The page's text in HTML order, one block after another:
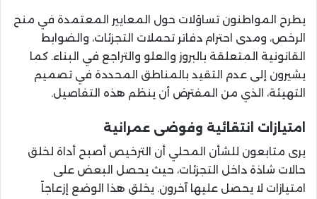
يطرح المواطنون تساؤلات حول المعايير المعتمدة في منح
الرخص، ومدى احترام دفاتر تحملات التجزئات، والضوابط
القانونية المتعلقة بالبروز والعلو والتراجع في البناء. كما
يشيرون إلى عدم التقيد بالمناطق المحددة في تصميم
التهيئة، الذي من المفترض أن ينظم هذه التفاصيل.
امتيازات انتقائية وفوضى عمرانية
يرى متابعون للشأن المحلي أن الترخيص أصبح أداة لخلق
حالات شاذة داخل التجزئات، حيث يحصل البعض على
امتيازات لا يحصل عليها آخرون. يخلق هذا الوضع إزعاجاً